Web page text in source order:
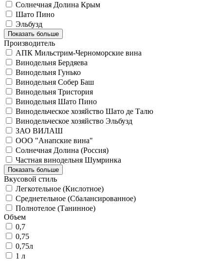
Солнечная Долина Крым
Шато Пино
Эльбузд
Показать больше
Производитель
АПК Мильстрим-Черноморские вина
Винодельня Бердяева
Винодельня Гунько
Винодельня Собер Баш
Винодельня Тристория
Винодельня Шато Пино
Винодельческое хозяйство Шато де Талю
Винодельческое хозяйство Эльбузд
ЗАО ВИЛАШ
ООО "Анапские вина"
Солнечная Долина (Россия)
Частная винодельня Шумринка
Показать больше
Вкусовой стиль
Легкотельное (Кислотное)
Среднетельное (Сбалансированное)
Полнотелое (Танинное)
Объем
0,7
0,75
0,75л
1 л